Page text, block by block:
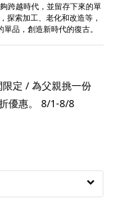
跨越時代，並留存下來的單
探索加工、老化和改造等，
品，創造新時代的復古。
定 / 為父親挑一份
優惠。 8/1-8/8